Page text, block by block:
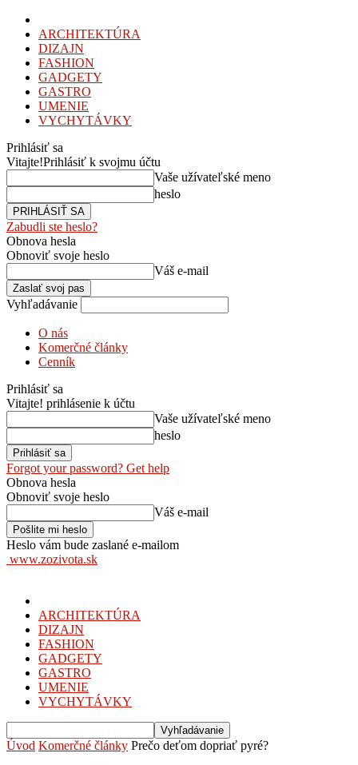
ARCHITEKTÚRA
DIZAJN
FASHION
GADGETY
GASTRO
UMENIE
VYCHYTÁVKY
Prihlásiť sa
Vitajte!Prihlásiť k svojmu účtu
Vaše užívateľské meno
heslo
Zabudli ste heslo?
Obnova hesla
Obnoviť svoje heslo
Váš e-mail
Vyhľadávanie
O nás
Komerčné články
Cenník
Prihlásiť sa
Vitajte! prihlásenie k účtu
Vaše užívateľské meno
heslo
Forgot your password? Get help
Obnova hesla
Obnoviť svoje heslo
Váš e-mail
Heslo vám bude zaslané e-mailom
www.zozivota.sk
ARCHITEKTÚRA
DIZAJN
FASHION
GADGETY
GASTRO
UMENIE
VYCHYTÁVKY
Úvod Komerčné články Prečo deťom dopriať pyré?